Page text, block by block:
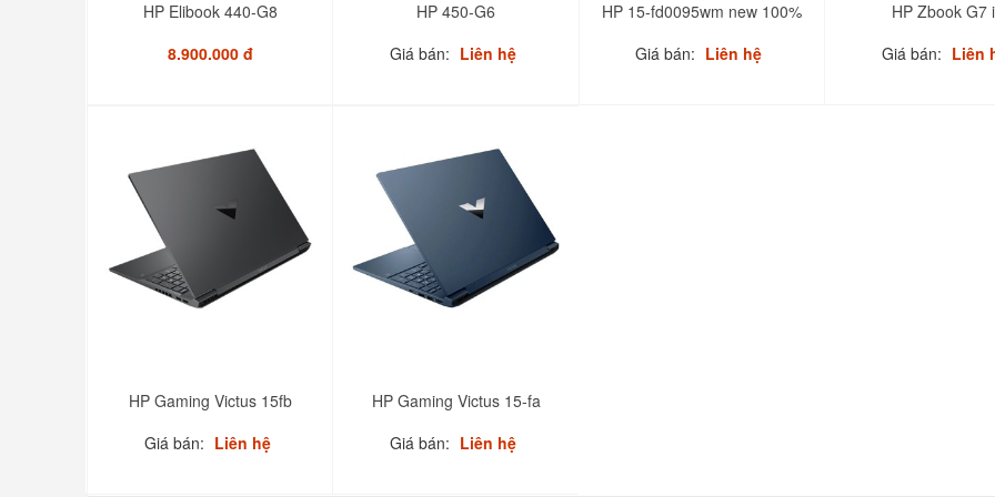
HP Elibook 440-G8
8.900.000 đ
HP 450-G6
Giá bán: Liên hệ
HP 15-fd0095wm new 100%
Giá bán: Liên hệ
HP Zbook G7
Giá bán: Liên
HP Gaming Victus 15fb
Giá bán: Liên hệ
HP Gaming Victus 15-fa
Giá bán: Liên hệ